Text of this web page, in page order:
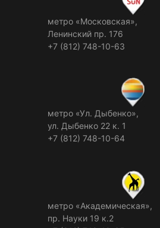
метро «Московская»,
Ленинский пр. 176
+7 (812) 748-10-63
метро «Ул. Дыбенко»,
ул. Дыбенко 22 к. 1
+7 (812) 748-10-64
метро «Академическая»,
пр. Науки 19 к.2